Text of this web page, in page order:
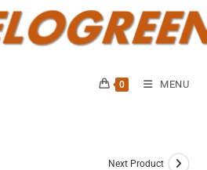
0 MENU
Next Product